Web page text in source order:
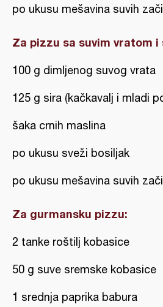
po ukusu mešavina suvih
Za pizzu sa suvim vratom i
100 g dimljenog suvog vrata
125 g sira (kačkavalj i mladi
šaka crnih maslina
po ukusu sveži bosiljak
po ukusu mešavina suvih
Za gurmansku pizzu:
2 tanke roštilj kobasice
50 g suve sremske kobasice
1 srednja paprika babura